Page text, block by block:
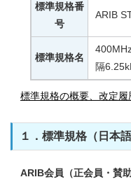
標準規格番
号
ARIB
標準規格名
隔
標準規格の概要、改定
１．標準規格（日本
ARIB会員（正会員・賛